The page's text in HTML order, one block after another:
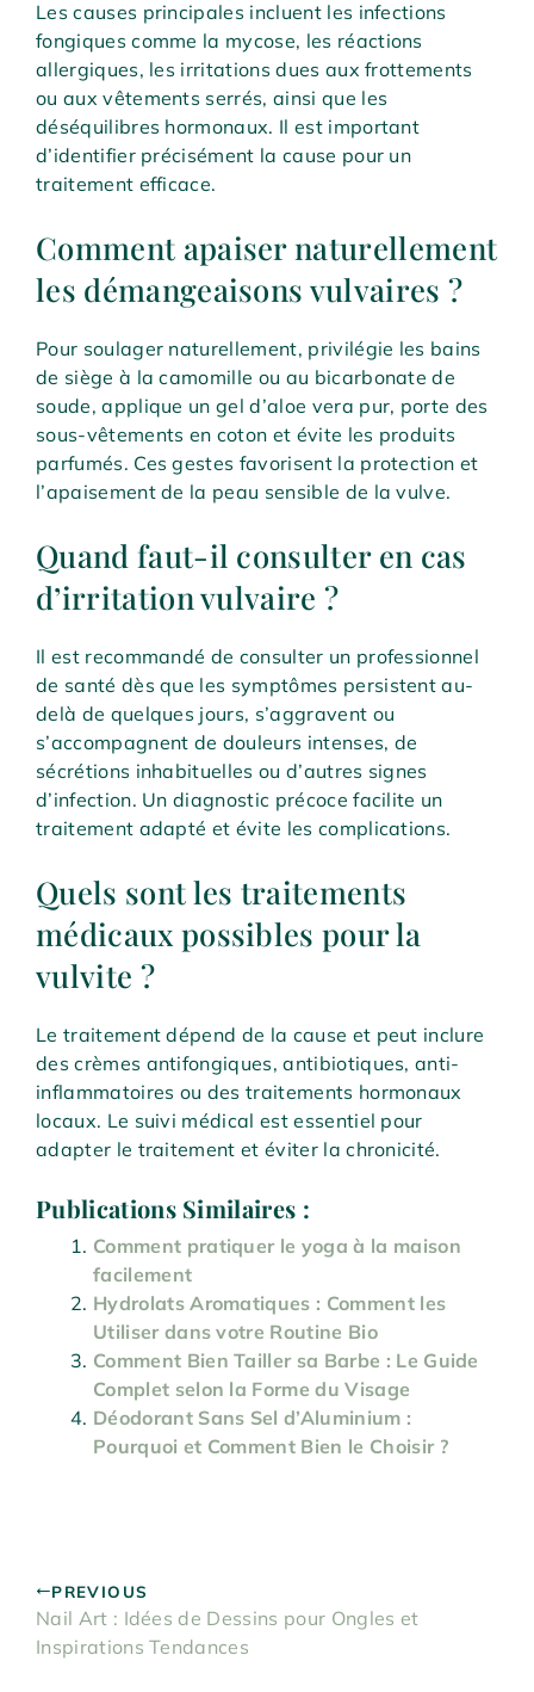
Les causes principales incluent les infections
fongiques comme la mycose, les réactions
allergiques, les irritations dues aux frottements
ou aux vêtements serrés, ainsi que les
déséquilibres hormonaux. Il est important
d’identifier précisément la cause pour un
traitement efficace.
Comment apaiser naturellement
les démangeaisons vulvaires ?
Pour soulager naturellement, privilégie les bains
de siège à la camomille ou au bicarbonate de
soude, applique un gel d’aloe vera pur, porte des
sous-vêtements en coton et évite les produits
parfumés. Ces gestes favorisent la protection et
l’apaisement de la peau sensible de la vulve.
Quand faut-il consulter en cas
d’irritation vulvaire ?
Il est recommandé de consulter un professionnel
de santé dès que les symptômes persistent au-
delà de quelques jours, s’aggravent ou
s’accompagnent de douleurs intenses, de
sécrétions inhabituelles ou d’autres signes
d’infection. Un diagnostic précoce facilite un
traitement adapté et évite les complications.
Quels sont les traitements
médicaux possibles pour la
vulvite ?
Le traitement dépend de la cause et peut inclure
des crèmes antifongiques, antibiotiques, anti-
inflammatoires ou des traitements hormonaux
locaux. Le suivi médical est essentiel pour
adapter le traitement et éviter la chronicité.
Publications Similaires :
Comment pratiquer le yoga à la maison
facilement
Hydrolats Aromatiques : Comment les
Utiliser dans votre Routine Bio
Comment Bien Tailler sa Barbe : Le Guide
Complet selon la Forme du Visage
Déodorant Sans Sel d’Aluminium :
Pourquoi et Comment Bien le Choisir ?
PREVIOUS
Nail Art : Idées de Dessins pour Ongles et
Inspirations Tendances